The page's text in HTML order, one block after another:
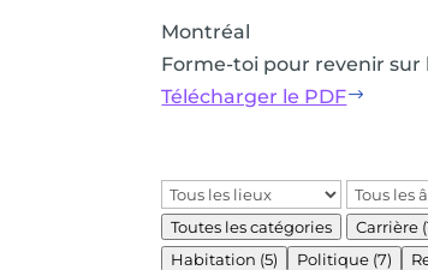
Montréal
Forme-toi pour revenir
Télécharger le PDF$
Toutes les catégories
Carrière
Habitation (5) Politique (7)